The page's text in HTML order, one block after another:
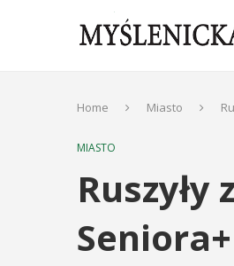
Home Miasto
MIASTO
Seniora+